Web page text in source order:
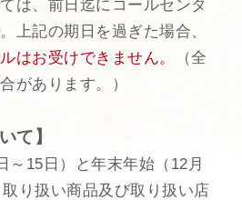
は、前日迄にコールセンタ
上記の期日を過ぎた場合、
はお受けできません。
（全
があります。）
て】
～15日）と年末年始（12月
り扱い商品及び取り扱い店